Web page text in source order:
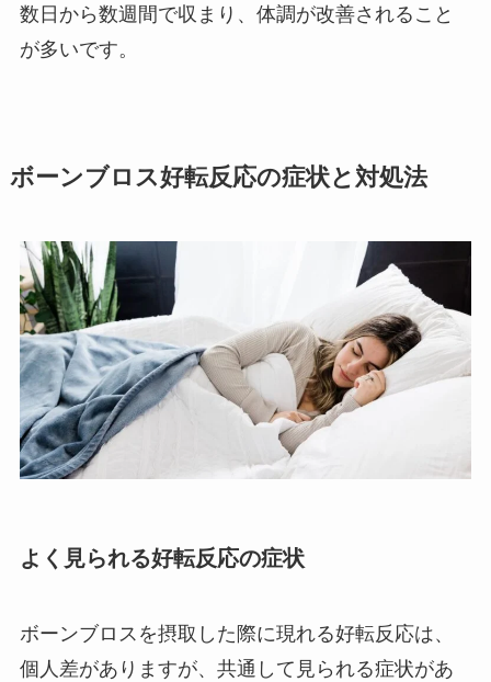
数日から数週間で収まり、体調が改善されること
が多いです。
ボーンブロス好転反応の症状と対処法
よく見られる好転反応の症状
ボーンブロスを摂取した際に現れる好転反応は、
個人差がありますが、共通して見られる症状があ